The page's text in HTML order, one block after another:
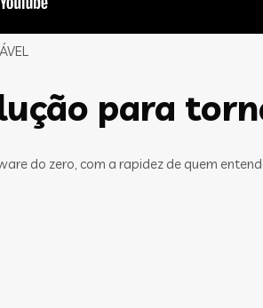
para
do zero, com a rapidez de quem